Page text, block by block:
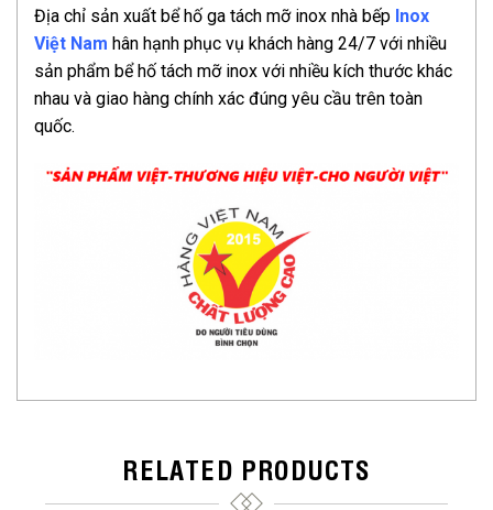
Địa chỉ sản xuất bể hố ga tách mỡ inox nhà bếp Inox
Việt Nam hân hạnh phục vụ khách hàng 24/7 với nhiều
sản phẩm bể hố tách mỡ inox với nhiều kích thước khác
nhau và giao hàng chính xác đúng yêu cầu trên toàn
quốc.
RELATED PRODUCTS